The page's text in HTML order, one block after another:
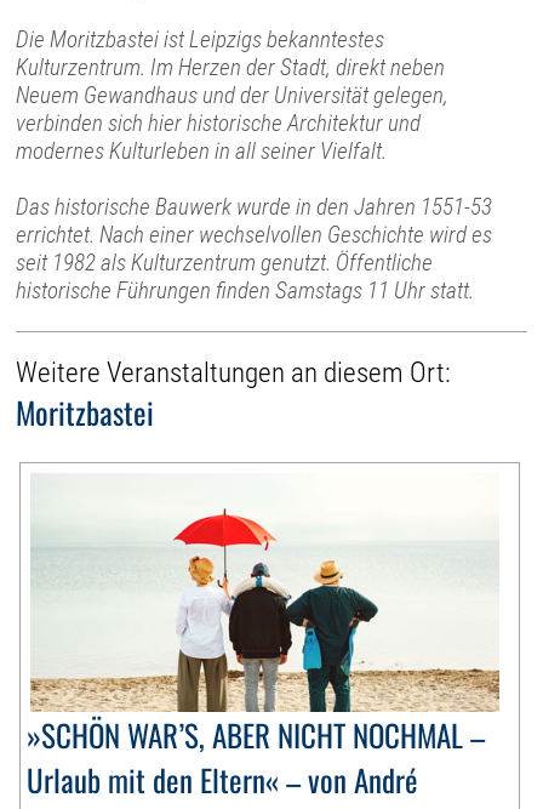
Die Moritzbastei ist Leipzigs bekanntestes
Kulturzentrum. Im Herzen der Stadt, direkt neben
Neuem Gewandhaus und der Universität gelegen,
verbinden sich hier historische Architektur und
modernes Kulturleben in all seiner Vielfalt.
Das historische Bauwerk wurde in den Jahren 1551-53
errichtet. Nach einer wechselvollen Geschichte wird es
seit 1982 als Kulturzentrum genutzt. Öffentliche
historische Führungen finden Samstags 11 Uhr statt.
Weitere Veranstaltungen an diesem Ort:
Moritzbastei
»SCHÖN WAR’S, ABER NICHT NOCHMAL –
Urlaub mit den Eltern« – von André